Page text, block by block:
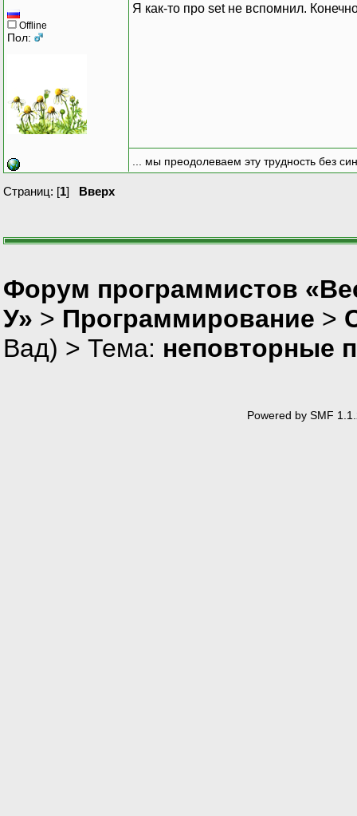
Offline
Пол:
Я как-то про set не вспомнил.
... мы преодолеваем эту трудность без
Страниц: [1] Вверх
Форум программистов
У» > Программирование >
Вад) > Тема: неповторные
Powered by SMF